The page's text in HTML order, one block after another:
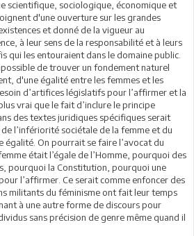
scientifique, sociologique, économique et
d'une ouverture sur les grandes
et donné de la vigueur au
à leur sens de la responsabilité et à leurs
qui les entouraient dans le domaine public.
de trouver un fondement naturel
d'une égalité entre les femmes et les
d’artifices législatifs pour l’affirmer et la
vrai que le fait d’inclure le principe
des textes juridiques spécifiques serait
l’infériorité sociétale de la femme et du
égalité. On pourrait se faire l’avocat du
était l’égale de l’Homme, pourquoi des
pourquoi la Constitution, pourquoi une
l’affirmer. Ce serait comme enfoncer des
militants du féminisme ont fait leur temps
à une autre forme de discours pour
sans précision de genre même quand il